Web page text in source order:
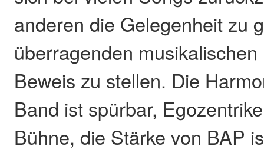
anderen die Gelegenheit zu
überragenden
Beweis zu stellen. Die
Band ist spürbar,
Bühne, die Stärke von BAP